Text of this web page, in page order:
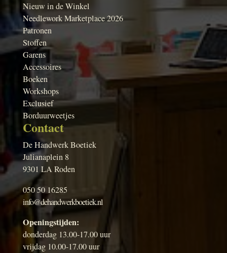
Nieuw in de Winkel
Needlework Marketplace 2026
Patronen
Stoffen
Garens
Accessoires
Boeken
Workshops
Exclusief
Borduurweetjes
Contact
De Handwerk Boetiek
Julianaplein 8
9301 LA Roden
050 50 16285
info@dehandwerkboetiek.nl
Openingstijden:
donderdag 13.00-17.00 uur
vrijdag 10.00-17.00 uur